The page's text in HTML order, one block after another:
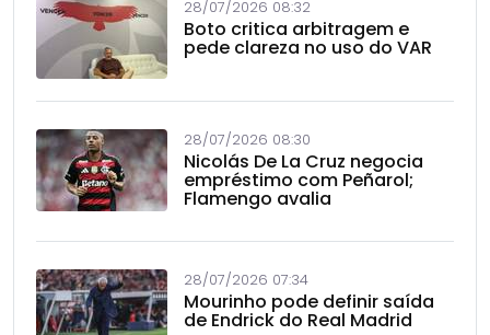
28/07/2026 08:32
Boto critica arbitragem e
pede clareza no uso do VAR
28/07/2026 08:30
Nicolás De La Cruz negocia
empréstimo com Peñarol;
Flamengo avalia
28/07/2026 07:34
Mourinho pode definir saída
de Endrick do Real Madrid